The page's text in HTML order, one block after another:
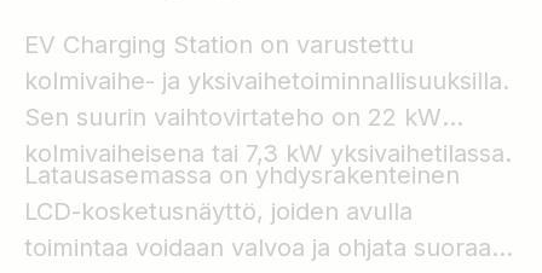
Multiplus-
Orion
SmartShunt
EV Charging Station on varustettu
kolmivaihe- ja yksivaihetoiminnallisuuksilla.
Sen suurin vaihtovirtateho on 22 kW
kolmivaiheisena tai 7,3 kW yksivaihetilassa.
Latausasemassa on yhdysrakenteinen
LCD-kosketusnäyttö, joiden avulla
toimintaa voidaan valvoa ja ohjata suoraan